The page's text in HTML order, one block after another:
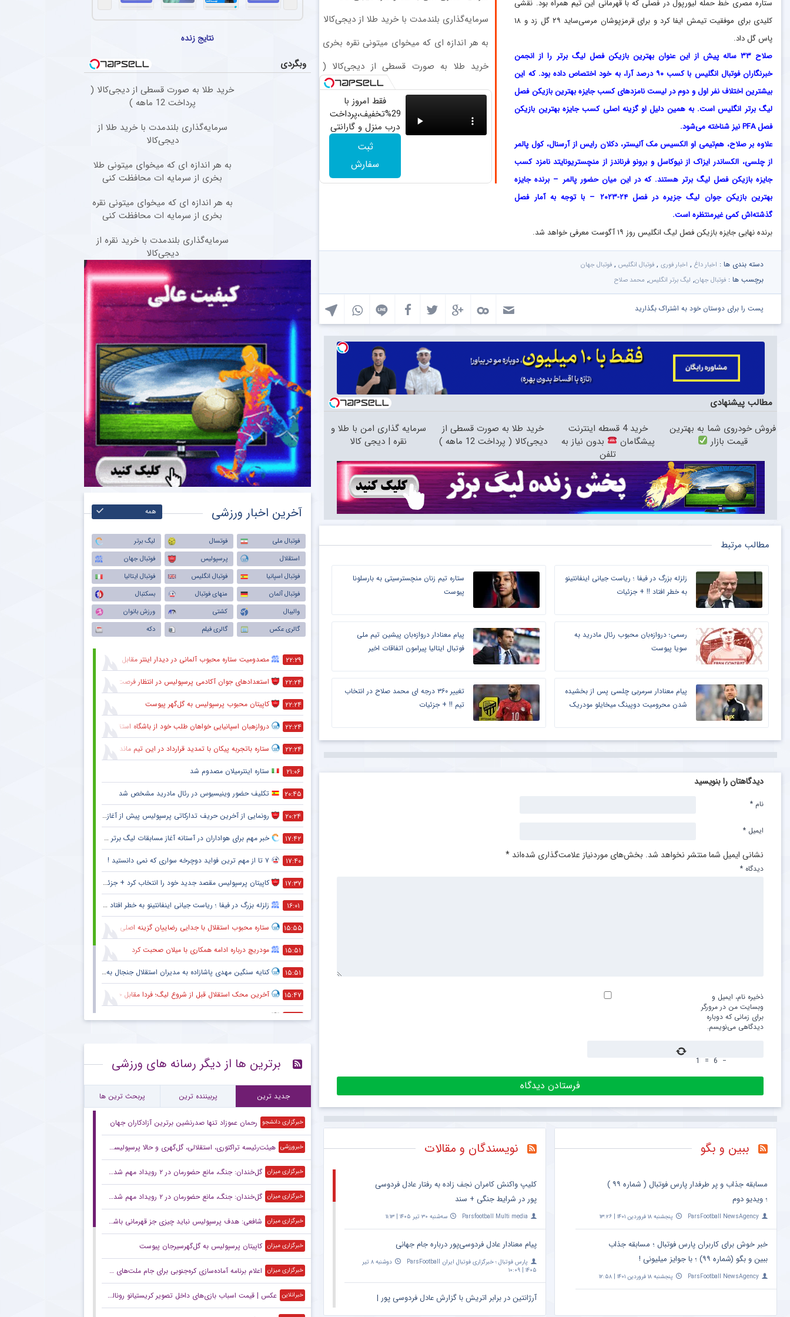
سرمایه‌گذاری بلندمدت با خرید طلا از دیجی‌کالا
به هر اندازه ای که میخوای میتونی نقره بخری
خرید طلا به صورت قسطی از دیجی‌کالا (
فقط امروز با
29%تخفیف،پرداخت
درب منزل و گارانتی
وات بخر
ثبت
سفارش
ستاره مصری خط حمله لیورپول در فصلی که با قهرمانی این تیم همراه بود. نقشی
کلیدی برای موفقیت تیمش ایفا کرد و برای قرمزپوشان مرسی‌ساید ۲۹ گل زد و ۱۸
پاس گل داد.
صلاح ۳۳ ساله پیش از این عنوان بهترین بازیکن فصل لیگ برتر را از انجمن
خبرنگاران فوتبال انگلیس با کسب ۹۰ درصد آرا، به خود اختصاص داده بود. که این
بیشترین اختلاف نفر اول و دوم در لیست نامزدهای کسب جایزه بهترین بازیکن فصل
لیگ برتر انگلیس است. به همین دلیل او گزینه اصلی کسب جایزه بهترین بازیکن
فصل PFA نیز شناخته می‌شود.
علاوه بر صلاح، هم‌تیمی او الکسیس مک آلیستر، دکلان رایس از آرسنال، کول پالمر
از چلسی، الکساندر ایزاک از نیوکاسل و برونو فرناندز از منچستریونایتد نامزد کسب
جایزه بازیکن فصل لیگ برتر هستند. که در این میان حضور پالمر – برنده جایزه
بهترین بازیکن جوان لیگ جزیره در فصل ۲۴-۲۰۲۳ – با توجه به آمار فصل
گذشته‌اش کمی غیرمنتظره است.
برنده نهایی جایزه بازیکن فصل لیگ انگلیس روز ۱۹ آگوست معرفی خواهد شد.
دسته بندی ها : اخبار داغ , اخبار فوری , فوتبال انگلیس , فوتبال جهان
برچسب ها : فوتبال جهان, لیگ برتر انگلیس, محمد صلاح
پست را برای دوستان خود به اشتراک بگذارید
مطالب پیشنهادی
فروش خودروی شما به بهترین
قیمت بازار
خرید 4 قسطه اینترنت
پیشگامان
بدون نیاز به
تلفن
خرید طلا به صورت قسطی از
دیجی‌کالا ( پرداخت 12 ماهه )
سرمایه گذاری امن با طلا و
نقره | دیجی کالا
مطالب مرتبط
زلزله بزرگ در فیفا ؛ ریاست جیانی اینفانتینو
به خطر افتاد !! + جزئیات
ستاره تیم زنان منچسترسیتی به بارسلونا
پیوست
رسمی؛ دروازه‌بان محبوب رئال مادرید به
سویا پیوست
پیام معنادار دروازه‌بان پیشین تیم ملی
فوتبال ایتالیا پیرامون اتفاقات اخیر
پیام معنادار سرمربی چلسی پس از بخشیده
شدن محرومیت دوپینگ میخایلو مودریک
تغییر ۳۶۰ درجه ای محمد صلاح در انتخاب
تیم !! + جزئیات
دیدگاهتان را بنویسید
نشانی ایمیل شما منتشر نخواهد شد. بخش‌های موردنیاز علامت‌گذاری شده‌اند *
دیدگاه *
نام *
ایمیل *
ذخیره نام، ایمیل و
وبسایت من در مرورگر
برای زمانی که دوباره
دیدگاهی می‌نویسم.
−
6
=
1
ببین و بگو
مسابقه جذاب و پر طرفدار پارس فوتبال ( شماره ۹۹ )
؛ ویدیو دوم
ParsFootball NewsAgency پنجشنبه ۱۸ فروردین ۱۴۰۱ | ۱۳:۲۶
خبر خوش برای کاربران پارس فوتبال ؛ مسابقه جذاب
ببین و بگو (شماره ۹۹) ؛ با جوایز میلیونی !
ParsFootball NewsAgency پنجشنبه ۱۸ فروردین ۱۴۰۱ | ۱۲:۵۸
نویسندگان و مقالات
کلیپ واکنش کامران نجف زاده به رفتار عادل فردوسی
پور در شرایط جنگی + سند
Parsfootball Multi media سه‌شنبه ۳۰ تیر ۱۴۰۵ | ۱۱:۱۳
پیام معنادار عادل فردوسی‌پور درباره جام جهانی
پارس فوتبال ؛ خبرگزاری فوتبال ایران ParsFootball
دوشنبه ۸ تیر
۱۴۰۵ | ۱۰:۰۹
آرژانتین در برابر اتریش با گزارش عادل فردوسی پور |
امشب ساعت ۲۰:۳۰ – پخش زنده در اپارات اسپرت
باشگاه استقلال با انتشار اطلاعیه‌ای از پایان همکاری با رامین رضاییان خبر داد.
ضدحال سنگین تیم مطرح عربی به پرسپولیس و مهدی تارتار
العربی کویت از تقابل با پرسپولیس جا زد و حاضر به مسابقه نشد.
یاسر آسانی پیشنهاد باشگاه پرسپولیس را نپذیرفت
احتمال بازگشت ستاره گابنی به استقلال افزایش یافت
آن طور که از شواهد و قرائن پیداست، دیدیه اندونگ در مسیر بازگشت به استقلال قرار دارد.
نتایج زنده
وبگردی
خرید طلا به صورت قسطی از دیجی‌کالا (
پرداخت 12 ماهه )
سرمایه‌گذاری بلندمدت با خرید طلا از
دیجی‌کالا
به هر اندازه ای که میخوای میتونی طلا
بخری از سرمایه ات محافظت کنی
به هر اندازه ای که میخوای میتونی نقره
بخری از سرمایه ات محافظت کنی
سرمایه‌گذاری بلندمدت با خرید نقره از
دیجی‌کالا
آخرین اخبار ورزشی همه
فوتبال ملی فوتسال
لیگ برتر
استقلال
پرسپولیس
فوتبال جهان
فوتبال اسپانیا
فوتبال انگلیس
فوتبال ایتالیا
فوتبال آلمان
منهای فوتبال
بسکتبال
والیبال
کشتی
ورزش بانوان
گالری عکس
گالری فیلم دکه
۲۲:۲۹ مصدومیت ستاره محبوب آلمانی در دیدار اینتر مقابل میلان
۲۲:۲۴ استعدادهای جوان آکادمی پرسپولیس در انتظار فرصت در ترکیب اصلی
۲۲:۲۴ کاپیتان محبوب پرسپولیس به گل‌گهر پیوست
۲۲:۲۴ دروازهبان اسپانیایی خواهان طلب خود از باشگاه استقلال شد
۲۲:۲۴ ستاره باتجربه پیکان با تمدید قرارداد در این تیم ماند
۲۱:۰۶ ستاره اینترمیلان مصدوم شد
۲۰:۴۵ تکلیف حضور وینیسیوس در رئال مادرید مشخص شد
۲۰:۲۴ رونمایی از آخرین حریف تدارکاتی پرسپولیس پیش از آغاز لیگ برتر
۱۷:۴۲ خبر مهم برای هواداران در آستانه آغاز مسابقات لیگ برتر + جزئیات
۱۷:۴۰ ۷ تا از مهم ترین فواید دوچرخه سواری که نمی دانستید !
۱۷:۳۷ کاپیتان پرسپولیس مقصد جدید خود را انتخاب کرد + جزئیات
۱۶:۰۱ زلزله بزرگ در فیفا ؛ ریاست جیانی اینفانتینو به خطر افتاد !! + جزئیات
۱۵:۵۵ ستاره محبوب استقلال با جدایی رضاییان گزینه اصلی دفاع راست این تیم
۱۵:۵۱ مودریچ درباره ادامه همکاری با میلان صحبت کرد
۱۵:۵۱ کنایه سنگین مهدی پاشازاده به مدیران استقلال جنجال به پا کرد
۱۵:۴۷ آخرین محک استقلال قبل از شروع لیگ؛ فردا مقابل حریف تدارکاتی
۱۵:۴۵
۱۵:۴۱ پیام معنادار پیشکسوت استقلال درباره قرارداد رضاییان
۱۵:۳۷ آخرین بازی تدارکاتی استقلال پیش از لیگ + جزئیات
برترین ها از دیگر رسانه های ورزشی
جدید ترین پربیننده ترین پربحث ترین ها
خبرگزاری دانشجو رحمان عموزاد تنها صدرنشین برترین آزادکاران جهان
خبرورزشی هیئت‌رئیسه تراکتوری، استقلالی، گل‌گهری و حالا پرسپولیسی! انتصاب‌های عجیب در باشگاه‌های خاص؛ فدراسیون حتما جوابگو باشد
خبرگزاری میزان گل‌خندان: جنگ، مانع حضورمان در ۲ رویداد مهم شد/ با قدرت برای بازی‌های آسیایی و سهمیه المپیک می‌جنگیم
خبرگزاری میزان گل‌خندان: جنگ، مانع حضورمان در ۲ رویداد مهم شد/ با قدرت برای بازی‌های آسیایی و سهمیه المپیک می‌جنگیم
خبرگزاری میزان شافعی: هدف پرسپولیس نباید چیزی جز قهرمانی باشد/ برای جام ملت‌ها باید از برخی چهره‌ها عبور کنیم
خبرگزاری میزان کاپیتان پرسپولیس به گل‌گهرسیرجان پیوست
خبرگزاری میزان اعلام برنامه آماده‌سازی کره‌جنوبی برای جام ملت‌های آسیا بدون سرمربی
خبرانلاین عکس | قیمت اسباب بازی‌های داخل تصویر کریستیانو رونالدو چند؟